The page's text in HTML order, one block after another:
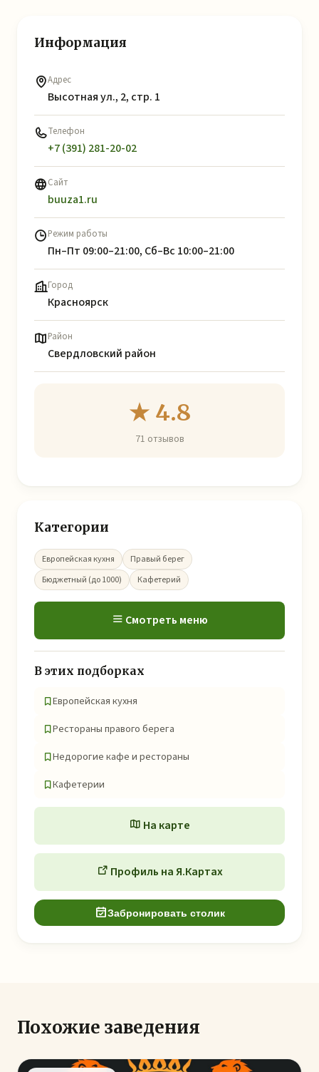
Информация
Адрес
Высотная ул., 2, стр. 1
Телефон
+7 (391) 281-20-02
Сайт
buuza1.ru
Режим работы
Пн–Пт 09:00–21:00, Сб–Вс 10:00–21:00
Город
Красноярск
Район
Свердловский район
★ 4.8
71 отзывов
Категории
Европейская кухня
Правый берег
Бюджетный (до 1000)
Кафетерий
Смотреть меню
В этих подборках
Европейская кухня
Рестораны правого берега
Недорогие кафе и рестораны
Кафетерии
На карте
Профиль на Я.Картах
Забронировать столик
Похожие заведения